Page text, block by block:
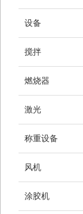
设备
搅拌
燃烧器
激光
称重设备
风机
涂胶机